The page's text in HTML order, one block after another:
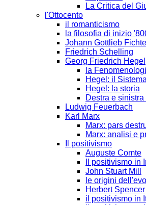
La Critica del
l'Ottocento
il romanticismo
la filosofia di inizio
Johann Gottlieb Fichte
Friedrich Schelling
Georg Friedrich Hegel
la
Hegel: il Sistema
Hegel: la storia
Destra e
Ludwig Feuerbach
Karl Marx
Marx: pars
Marx: analisi e
Il positivismo
Auguste Comte
Il positivismo in
John Stuart Mill
le origini
Herbert Spencer
il positivismo in